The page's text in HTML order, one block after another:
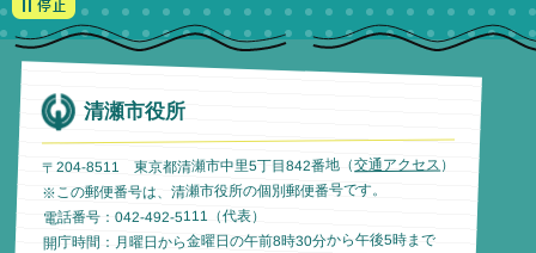
清瀬市役所
〒204-8511 東京都清瀬市中里5丁目842番地（交通アクセス ）
※この郵便番号は、清瀬市役所の個別郵便番号です。
電話番号：042-492-5111（代表）
開庁時間：月曜日から金曜日の午前8時30分から午後5時まで